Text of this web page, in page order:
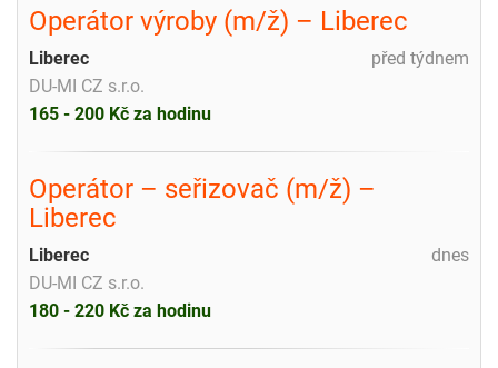
Operátor výroby (m/ž) – Liberec
před týdnem
Liberec
DU-MI CZ s.r.o.
165 - 200 Kč za hodinu
Operátor – seřizovač (m/ž) –
Liberec
dnes
Liberec
DU-MI CZ s.r.o.
180 - 220 Kč za hodinu